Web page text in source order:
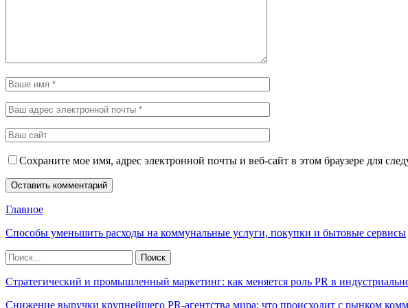
Сохраните мое имя, адрес электронной почты и веб-сайт в этом браузере для
Главное
Способы уменьшить расходы на коммунальные услуги, покупки и бытовые сервисы
Стратегический и промышленный маркетинг: как меняется роль PR в
Снижение выручки крупнейшего PR-агентства мира: что происходит с рынком